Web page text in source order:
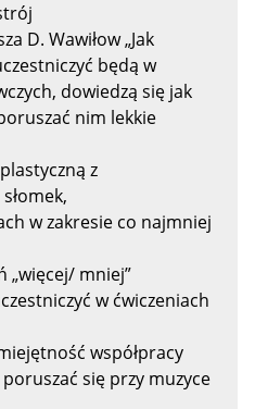
D. Wawiłow „Jak
będą w
dowiedzą się jak
nim lekkie
z
w zakresie co najmniej
„więcej/ mniej”
w ćwiczeniach
współpracy
się przy muzyce